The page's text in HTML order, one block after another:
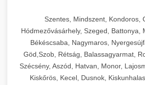
Szentes, Mindszent, Kondoros,
Hódmezővásárhely, Szeged, Battonya,
Békéscsaba, Nagymaros,
Göd,Szob, Rétság, Balassagyarmat,
Szécsény, Aszód, Hatvan, Monor,
Kiskőrös, Kecel, Dusnok,